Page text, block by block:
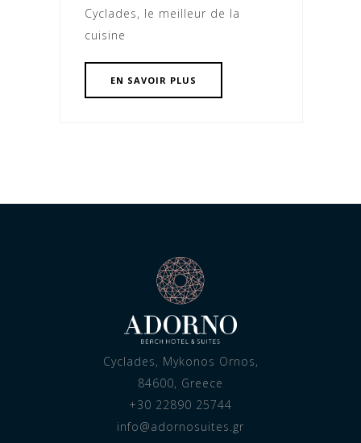
Cyclades, le meilleur de la
cuisine
EN SAVOIR PLUS
Cyclades, Mykonos Ornos,
84600, Greece
+30 22890 25744
info@adornosuites.gr